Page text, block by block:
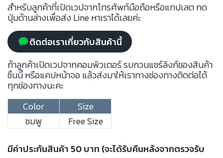
สำหรับลูกค้าที่เปิดเวปจากโทรศัพท์มือถือหรือแทปเลต กด
ปุ่มด้านล่างเพื่อส่ง Line หาเราได้เลยค่ะ
ติดต่อเราเกี่ยวกับสินค้านี้
ถ้าลูกค้าเปิดเวปจากคอมพิวเตอร์ รบกวนแชร์ลิงก์ของสินค้า
ชิ้นนี้ หรือแคปหน้าจอ แล้วส่งมาให้เราทางช่องทางติดต่อได้
ทุกช่องทางนะคะ
Color
Size
ชมพู
Free Size
มีค่าประกันสินค้า 50 บาท (จะได้รับคืนหลังจากตรวจรับ